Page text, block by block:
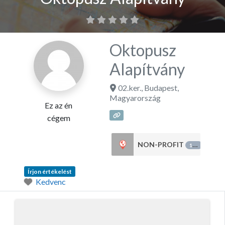
Ez az én
cégem
Oktopusz
Alapítvány
02.ker., Budapest,
Magyarország
NON-PROFIT 151
Írjon értékelést
Kedvenc